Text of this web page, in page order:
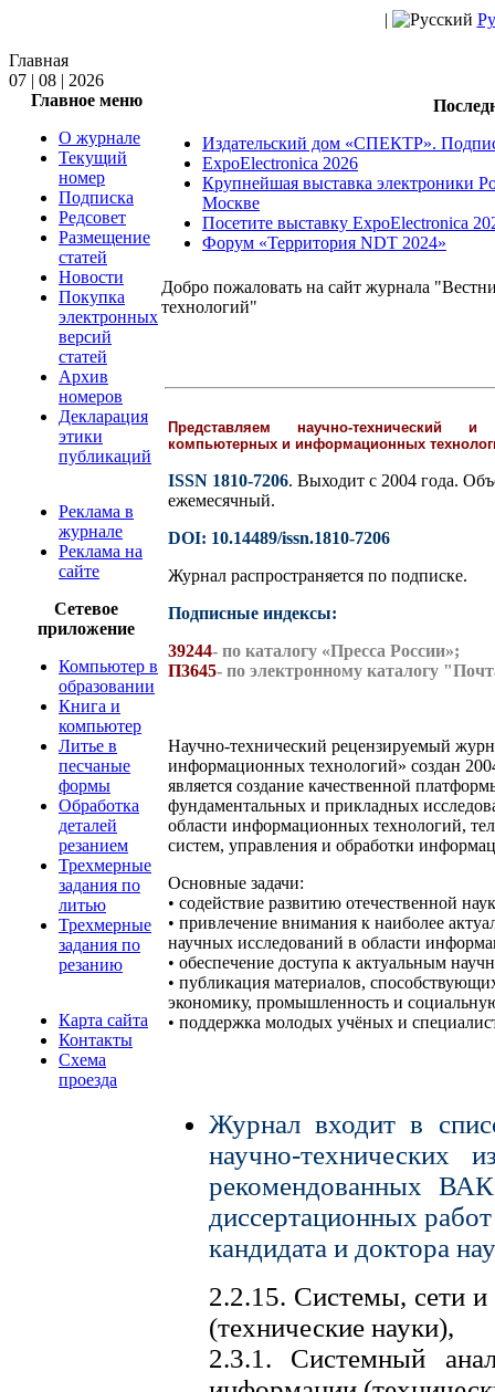
|
Главная
07 | 08 | 2026
Главное меню
О журнале
Текущий
номер
Подписка
Редсовет
Размещение
статей
Новости
Покупка
электронных
версий
статей
Архив
номеров
Декларация
этики
публикаций
Реклама в
журнале
Реклама на
сайте
Сетевое
приложение
Компьютер в
образовании
Книга и
компьютер
Литье в
песчаные
формы
Обработка
деталей
резанием
Трехмерные
задания по
литью
Трехмерные
задания по
резанию
Карта сайта
Контакты
Схема
проезда
Издательский дом «СПЕКТР».
ExpoElectronica 2026
Крупнейшая выставка электроники
Москве
Посетите выставку ExpoElectronica
Форум «Территория NDT 2024»
Добро пожаловать на сайт журнала
технологий"
Представляем научно-технический
компьютерных и информационных
ISSN 1810-7206. Выходит с 2004 года.
ежемесячный.
DOI: 10.14489/issn.1810-7206
Журнал распространяется по подписке.
Подписные индексы:
39244- по каталогу «Пресса России»;
П3645- по электронному каталогу
Научно-технический рецензируемый
информационных технологий» создан
является создание качественной
фундаментальных и прикладных
области информационных технологий,
систем, управления и обработки
Основные задачи:
• содействие развитию отечественной
• привлечение внимания к наиболее
научных исследований в области
• обеспечение доступа к актуальным
• публикация материалов,
экономику, промышленность и
• поддержка молодых учёных и
Журнал входит в
научно-технических
рекомендованных ВАК
диссертационных
кандидата и доктора
2.2.15. Системы, сети и
(технические науки),
2.3.1. Системный